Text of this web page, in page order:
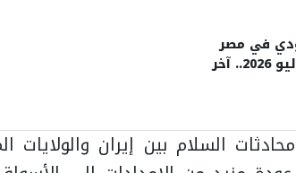
في مصر
اليوم الإثنين 6 يوليو 2026.. آخر
السلام بين إيران والولايات